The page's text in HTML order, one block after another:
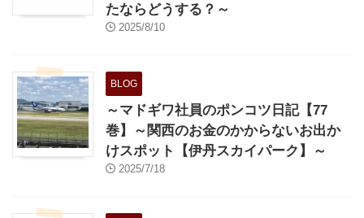
たならどうする？～
2025/8/10
BLOG
～マドギワ社員のポンコツ日記【77
巻】～関西のお金のかからないお出か
けスポット【伊丹スカイパーク】～
2025/7/18